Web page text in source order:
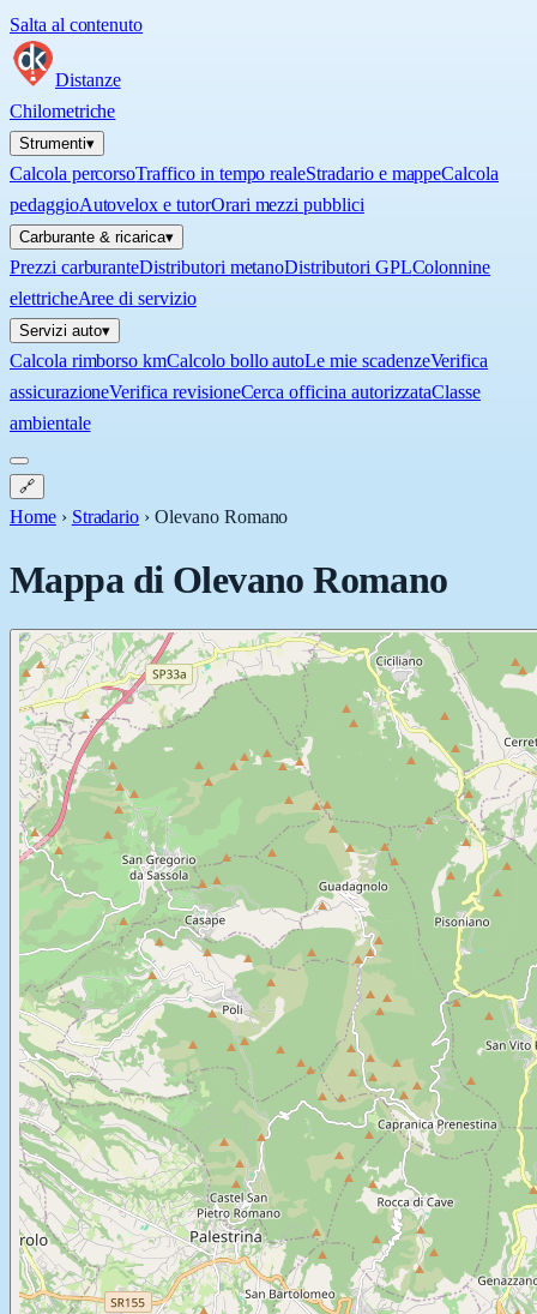
Salta al contenuto
Distanze
Chilometriche
Strumenti▾
Calcola percorsoTraffico in tempo realeStradario e mappeCalcola
pedaggioAutovelox e tutorOrari mezzi pubblici
Carburante & ricarica▾
Prezzi carburanteDistributori metanoDistributori GPLColonnine
elettricheAree di servizio
Servizi auto▾
Calcola rimborso kmCalcolo bollo autoLe mie scadenzeVerifica
assicurazioneVerifica revisioneCerca officina autorizzataClasse
ambientale
🔗
Home › Stradario ›Olevano Romano
Mappa di Olevano Romano